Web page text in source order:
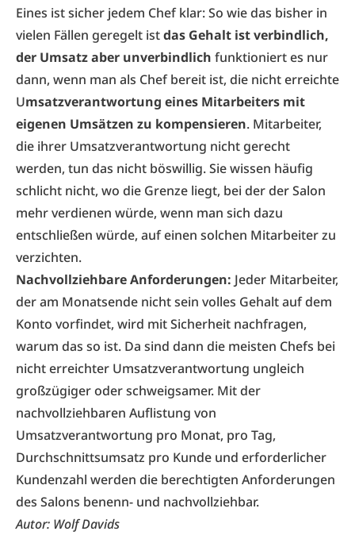
Eines ist sicher jedem Chef klar: So wie das bisher in
vielen Fällen geregelt istdas Gehalt ist verbindlich,
der Umsatz aber unverbindlich funktioniert es nur
dann, wenn man als Chef bereit ist, die nicht erreichte
Umsatzverantwortung eines Mitarbeiters mit
eigenen Umsätzen zu kompensieren. Mitarbeiter,
die ihrer Umsatzverantwortung nicht gerecht
werden, tun das nicht böswillig. Sie wissen häufig
schlicht nicht, wo die Grenze liegt, bei der der Salon
mehr verdienen würde, wenn man sich dazu
entschließen würde, auf einen solchen Mitarbeiter zu
verzichten.
Nachvollziehbare Anforderungen: Jeder Mitarbeiter,
der am Monatsende nicht sein volles Gehalt auf dem
Konto vorfindet, wird mit Sicherheit nachfragen,
warum das so ist. Da sind dann die meisten Chefs bei
nicht erreichter Umsatzverantwortung ungleich
großzügiger oder schweigsamer. Mit der
nachvollziehbaren Auflistung von
Umsatzverantwortung pro Monat, pro Tag,
Durchschnittsumsatz pro Kunde und erforderlicher
Kundenzahl werden die berechtigten Anforderungen
des Salons benenn- und nachvollziehbar.
Autor: Wolf Davids